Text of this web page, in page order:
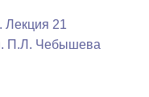
Лекция 21
П.Л. Чебышева